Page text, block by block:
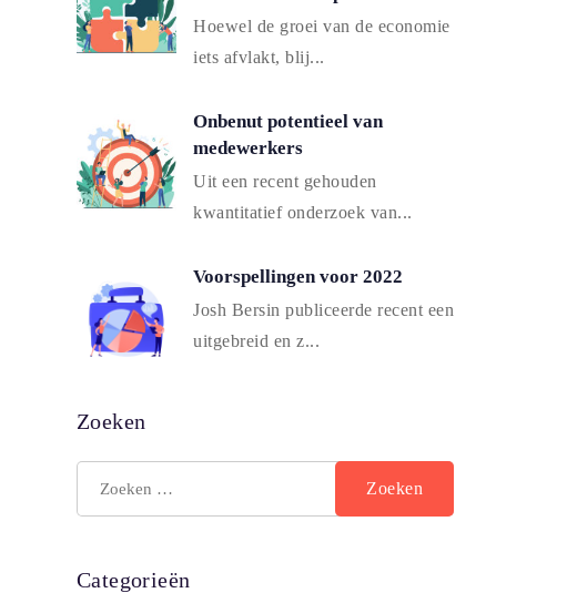
Hoewel de groei van de economie
iets afvlakt, blij...
Onbenut potentieel van
medewerkers
Uit een recent gehouden
kwantitatief onderzoek van...
Voorspellingen voor 2022
Josh Bersin publiceerde recent een
uitgebreid en z...
Zoeken
Categorieën